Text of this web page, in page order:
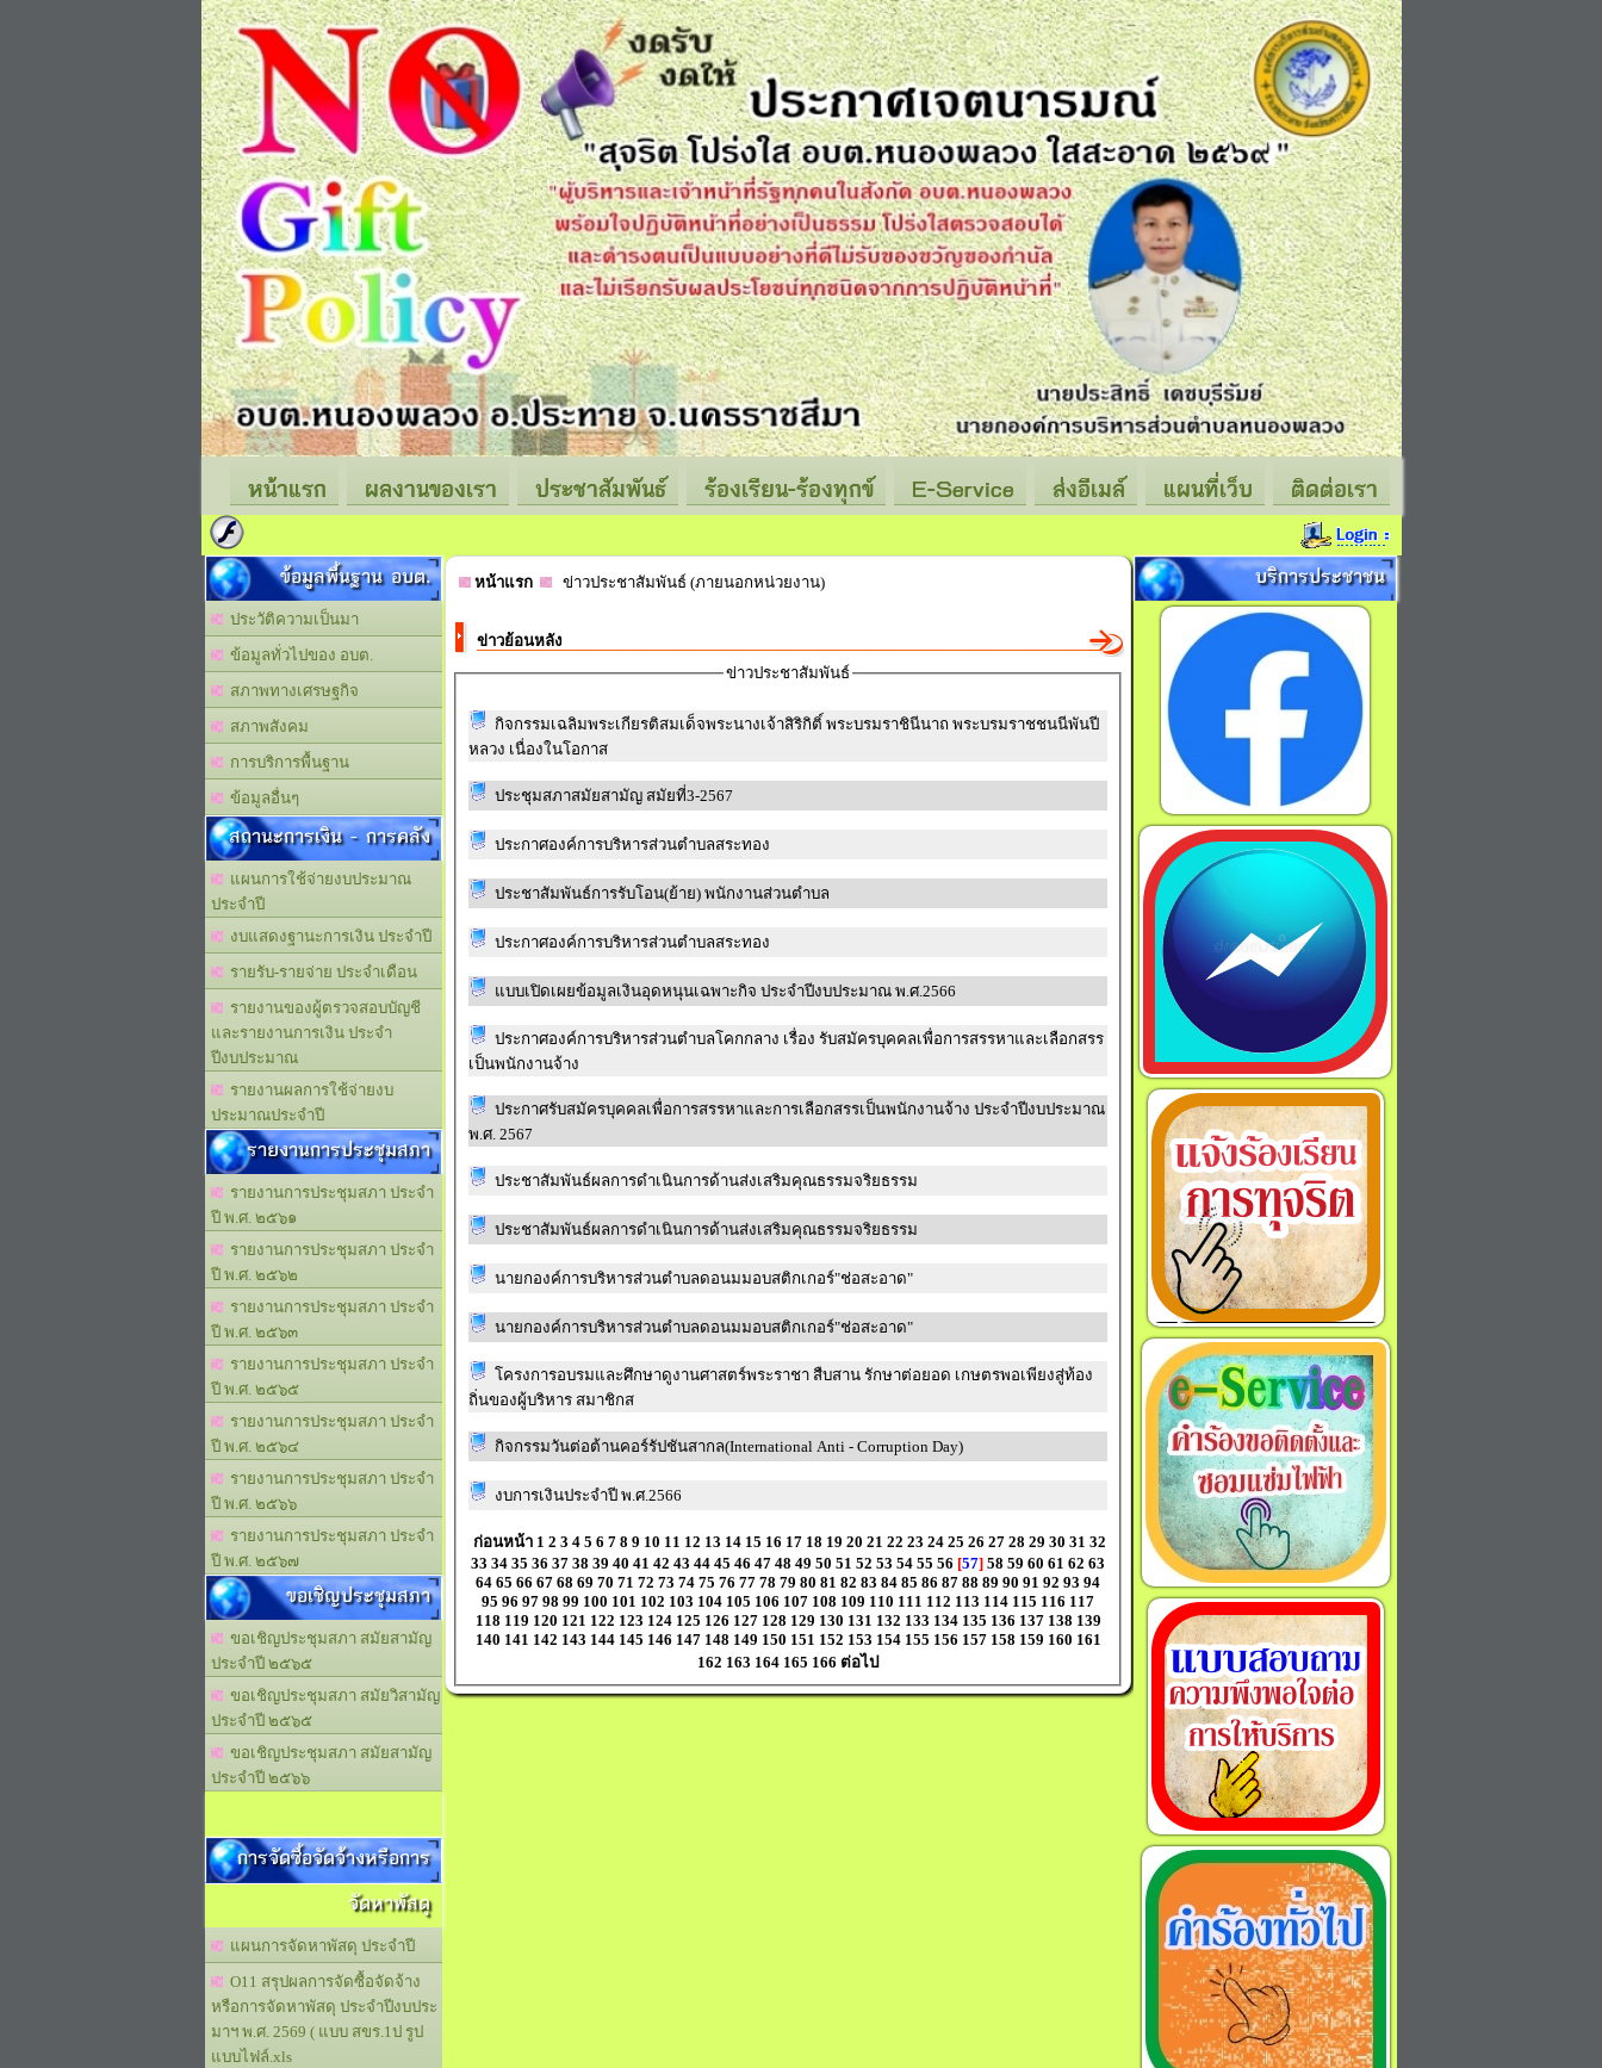
หน้าแรก ผลงานของเรา ประชาสัมพันธ์ ร้องเรียน-ร้องทุกข์ E-Service ส่งอีเมล์ แผนที่เว็บ ติดต่อเรา
ข้อมูลพื้นฐาน อบต.
ประวัติความเป็นมา
ข้อมูลทั่วไปของ อบต.
สภาพทางเศรษฐกิจ
สภาพสังคม
การบริการพื้นฐาน
ข้อมูลอื่นๆ
สถานะการเงิน - การคลัง
แผนการใช้จ่ายงบประมาณ
ประจำปี
งบแสดงฐานะการเงิน ประจำปี
รายรับ-รายจ่าย ประจำเดือน
รายงานของผู้ตรวจสอบบัญชี
และรายงานการเงิน ประจำ
ปีงบประมาณ
รายงานผลการใช้จ่ายงบ
ประมาณประจำปี
รายงานการประชุมสภา
รายงานการประชุมสภา ประจำ
ปี พ.ศ. ๒๕๖๑
รายงานการประชุมสภา ประจำ
ปี พ.ศ. ๒๕๖๒
รายงานการประชุมสภา ประจำ
ปี พ.ศ. ๒๕๖๓
รายงานการประชุมสภา ประจำ
ปี พ.ศ. ๒๕๖๕
รายงานการประชุมสภา ประจำ
ปี พ.ศ. ๒๕๖๔
รายงานการประชุมสภา ประจำ
ปี พ.ศ. ๒๕๖๖
รายงานการประชุมสภา ประจำ
ปี พ.ศ. ๒๕๖๗
ขอเชิญประชุมสภา
ขอเชิญประชุมสภา สมัยสามัญ
ประจำปี ๒๕๖๕
ขอเชิญประชุมสภา สมัยวิสามัญ
ประจำปี ๒๕๖๕
ขอเชิญประชุมสภา สมัยสามัญ
ประจำปี ๒๕๖๖
การจัดซื้อจัดจ้างหรือการ
จัดหาพัสดุ
แผนการจัดหาพัสดุ ประจำปี
O11 สรุปผลการจัดซื้อจัดจ้าง
หรือการจัดหาพัสดุ ประจำปีงบประ
มาฯ พ.ศ. 2569 ( แบบ สขร.1ป รูป
แบบไฟล์.xls
หน้าแรก ข่าวประชาสัมพันธ์ (ภายนอกหน่วยงาน)
ข่าวย้อนหลัง
ข่าวประชาสัมพันธ์
กิจกรรมเฉลิมพระเกียรติสมเด็จพระนางเจ้าสิริกิติ์ พระบรมราชินีนาถ พระบรมราชชนนีพันปี
หลวง เนื่องในโอกาส
ประชุมสภาสมัยสามัญ สมัยที่3-2567
ประกาศองค์การบริหารส่วนตำบลสระทอง
ประชาสัมพันธ์การรับโอน(ย้าย) พนักงานส่วนตำบล
ประกาศองค์การบริหารส่วนตำบลสระทอง
แบบเปิดเผยข้อมูลเงินอุดหนุนเฉพาะกิจ ประจำปีงบประมาณ พ.ศ.2566
ประกาศองค์การบริหารส่วนตำบลโคกกลาง เรื่อง รับสมัครบุคคลเพื่อการสรรหาและเลือกสรร
เป็นพนักงานจ้าง
ประกาศรับสมัครบุคคลเพื่อการสรรหาและการเลือกสรรเป็นพนักงานจ้าง ประจำปีงบประมาณ
พ.ศ. 2567
ประชาสัมพันธ์ผลการดำเนินการด้านส่งเสริมคุณธรรมจริยธรรม
ประชาสัมพันธ์ผลการดำเนินการด้านส่งเสริมคุณธรรมจริยธรรม
นายกองค์การบริหารส่วนตำบลดอนมมอบสติกเกอร์"ช่อสะอาด"
นายกองค์การบริหารส่วนตำบลดอนมมอบสติกเกอร์"ช่อสะอาด"
โครงการอบรมและศึกษาดูงานศาสตร์พระราชา สืบสาน รักษาต่อยอด เกษตรพอเพียงสู่ท้อง
ถิ่นของผู้บริหาร สมาชิกส
กิจกรรมวันต่อต้านคอร์รัปชันสากล(International Anti - Corruption Day)
งบการเงินประจำปี พ.ศ.2566
ก่อนหน้า 1 2 3 4 5 6 7 8 9 10 11 12 13 14 15 16 17 18 19 20 21 22 23 24 25 26 27 28 29 30 31 32
33 34 35 36 37 38 39 40 41 42 43 44 45 46 47 48 49 50 51 52 53 54 55 56 [57] 58 59 60 61 62 63
64 65 66 67 68 69 70 71 72 73 74 75 76 77 78 79 80 81 82 83 84 85 86 87 88 89 90 91 92 93 94
95 96 97 98 99 100 101 102 103 104 105 106 107 108 109 110 111 112 113 114 115 116 117
118 119 120 121 122 123 124 125 126 127 128 129 130 131 132 133 134 135 136 137 138 139
140 141 142 143 144 145 146 147 148 149 150 151 152 153 154 155 156 157 158 159 160 161
162 163 164 165 166 ต่อไป
บริการประชาชน